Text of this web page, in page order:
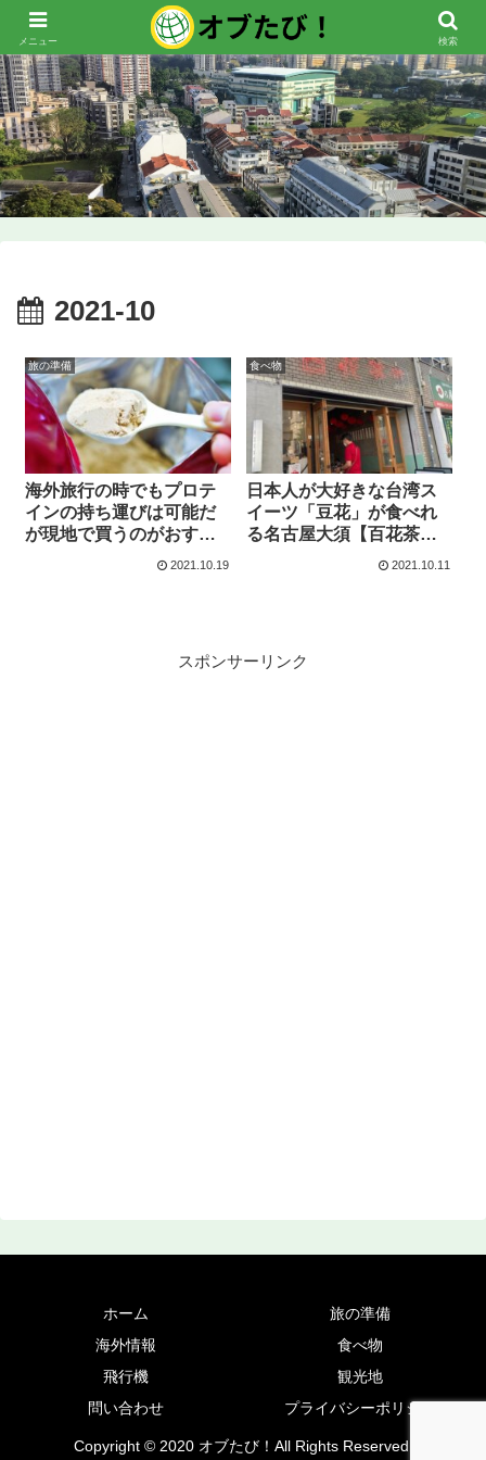
2021-10
旅の準備
海外旅行の時でもプロテ
インの持ち運びは可能だ
が現地で買うのがおすす
2021.10.19
食べ物
日本人が大好きな台湾ス
イーツ「豆花」が食べれ
る名古屋大須【百花茶
2021.10.11
スポンサーリンク
ホーム
旅の準備
海外情報
食べ物
飛行機
観光地
問い合わせ
プライバシーポリシー
Copyright © 2020 オブたび！All Rights Reserved.
メニュー 検索